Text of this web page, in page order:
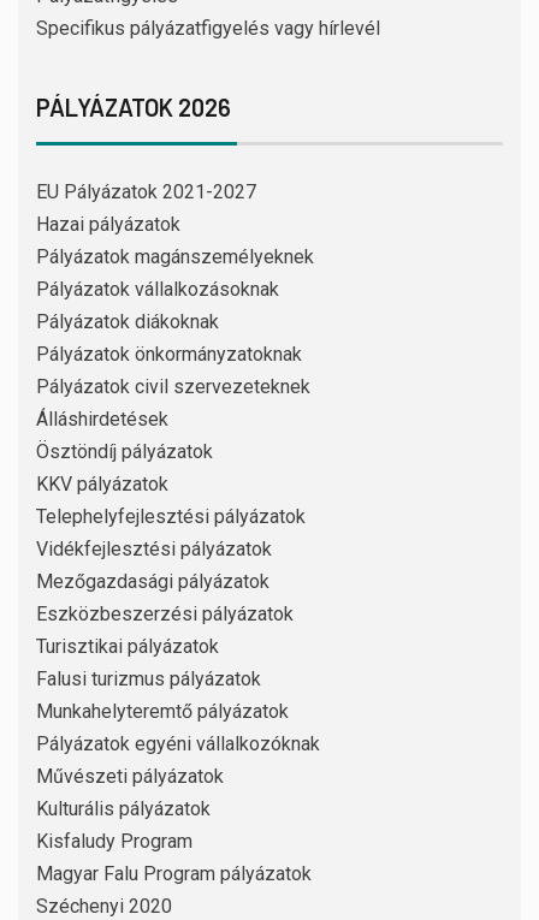
Specifikus pályázatfigyelés vagy hírlevél
PÁLYÁZATOK 2026
EU Pályázatok 2021-2027
Hazai pályázatok
Pályázatok magánszemélyeknek
Pályázatok vállalkozásoknak
Pályázatok diákoknak
Pályázatok önkormányzatoknak
Pályázatok civil szervezeteknek
Álláshirdetések
Ösztöndíj pályázatok
KKV pályázatok
Telephelyfejlesztési pályázatok
Vidékfejlesztési pályázatok
Mezőgazdasági pályázatok
Eszközbeszerzési pályázatok
Turisztikai pályázatok
Falusi turizmus pályázatok
Munkahelyteremtő pályázatok
Pályázatok egyéni vállalkozóknak
Művészeti pályázatok
Kulturális pályázatok
Kisfaludy Program
Magyar Falu Program pályázatok
Széchenyi 2020